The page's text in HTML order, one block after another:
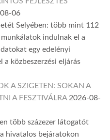
06
Selyében: több mint 112
indulnak el a
egy edelényi
a közbeszerzési eljárás
A SZIGETEN: SOKAN A
A FESZTIVÁLRA 2026-08-
több százezer látogatót
hivatalos bejáratokon